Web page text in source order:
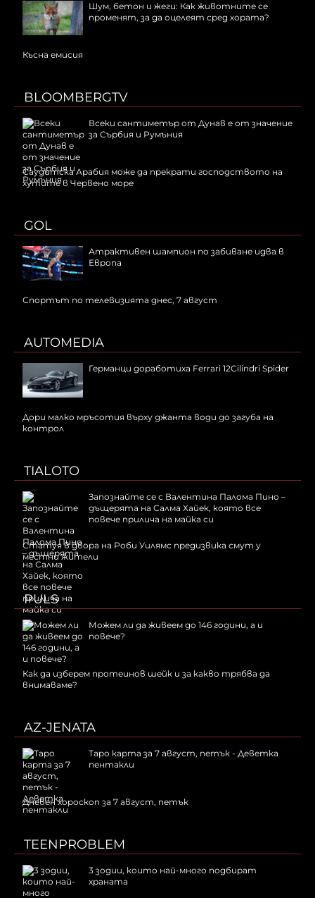
Шум, бетон и жеги: Как животните се
променят, за да оцелеят сред хората?
Късна емисия
BLOOMBERGTV
Всеки сантиметър от Дунав е от значение
за Сърбия и Румъния
Саудитска Арабия може да прекрати господството на
хутите в Червено море
GOL
Атрактивен шампион по забиване идва в
Европа
Спортът по телевизията днес, 7 август
AUTOMEDIA
Германци доработиха Ferrari 12Cilindri Spider
Дори малко мръсотия върху джанта води до загуба на
контрол
TIALOTO
Запознайте се с Валентина Палома Пино –
дъщерята на Салма Хайек, която все
повече прилича на майка си
Статуя в двора на Роби Уилямс предизвика смут у
местни жители
PULS
Можем ли да живеем до 146 години, а и
повече?
Как да изберем протеинов шейк и за какво трябва да
внимаваме?
AZ-JENATA
Таро карта за 7 август, петък - Деветка
пентакли
Дневен хороскоп за 7 август, петък
TEENPROBLEM
3 зодии, които най-много подбират
храната